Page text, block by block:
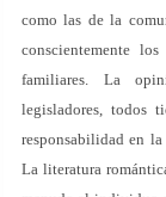
como las de la
conscientemente
familiares. La
legisladores,
responsabilidad en
La literatura